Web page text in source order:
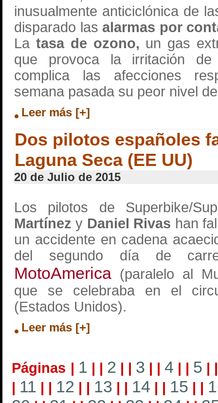
inusualmente anticiclónica de
disparado las alarmas por
La tasa de ozono, un gas
que provoca la irritación
complica las afecciones
semana pasada su peor nivel
Leer más [+]
Dos pilotos españoles
Laguna Seca (EE UU)
20 de Julio de 2015
Los pilotos de Superbike/
Martínez y Daniel Rivas han
un accidente en cadena
del segundo día de
MotoAmerica (paralelo al
que se celebraba en el
(Estados Unidos).
Leer más [+]
Páginas | 1 | | 2 | | 3 | | 4 | | 5 |
| 11 | | 12 | | 13 | | 14 | | 15 | |